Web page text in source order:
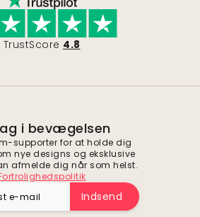
TrustScore 4.8
i bevægelsen
supporter for at holde dig
nye designs og eksklusive
afmelde dig når som helst.
Indsend